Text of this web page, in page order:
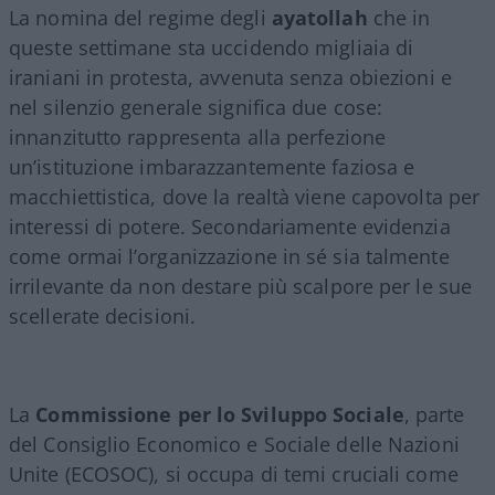
La nomina del regime degli ayatollah che in
queste settimane sta uccidendo migliaia di
iraniani in protesta, avvenuta senza obiezioni e
nel silenzio generale significa due cose:
innanzitutto rappresenta alla perfezione
un’istituzione imbarazzantemente faziosa e
macchiettistica, dove la realtà viene capovolta per
interessi di potere. Secondariamente evidenzia
come ormai l’organizzazione in sé sia talmente
irrilevante da non destare più scalpore per le sue
scellerate decisioni.
La Commissione per lo Sviluppo Sociale, parte
del Consiglio Economico e Sociale delle Nazioni
Unite (ECOSOC), si occupa di temi cruciali come